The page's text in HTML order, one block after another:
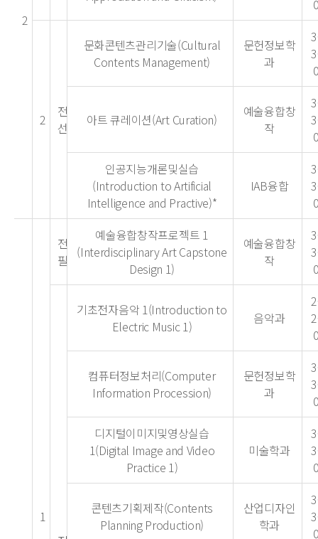
2
2
전
선
문화콘텐츠관리기술(Cultural
Contents Management)
문헌정보학
과
아트 큐레이션(Art Curation)
예술융합창
작
인공지능개론및실습
(Introduction to Artificial
Intelligence and Practive)*
IAB융합
1
전
필
예술융합창작프로젝트 1
(Interdisciplinary Art Capstone
Design 1)
예술융합창
작
기초전자음악 1(Introduction to
Electric Music 1)
음악과
컴퓨터정보처리(Computer
Information Procession)
문헌정보학
과
디지털이미지및영상실습
1(Digital Image and Video
Practice 1)
미술학과
콘텐츠기획제작(Contents
Planning Production)
산업디자인
학과